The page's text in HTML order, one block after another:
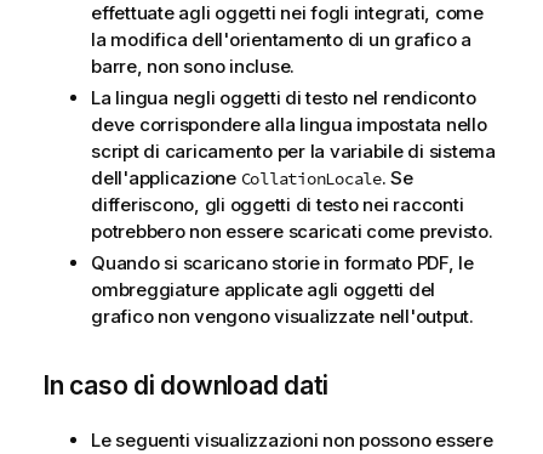
effettuate agli oggetti nei fogli integrati, come
la modifica dell'orientamento di un grafico a
barre, non sono incluse.
La lingua negli oggetti di testo nel rendiconto
deve corrispondere alla lingua impostata nello
script di caricamentoper la variabiledi sistema
dell'applicazione CollationLocale. Se
differiscono, gli oggetti di testo nei racconti
potrebbero non essere scaricati come previsto.
Quando si scaricano storie in formato PDF, le
ombreggiature applicate agli oggetti del
grafico non vengono visualizzate nell'output.
In caso di download dati
Le seguenti visualizzazioni non possono essere